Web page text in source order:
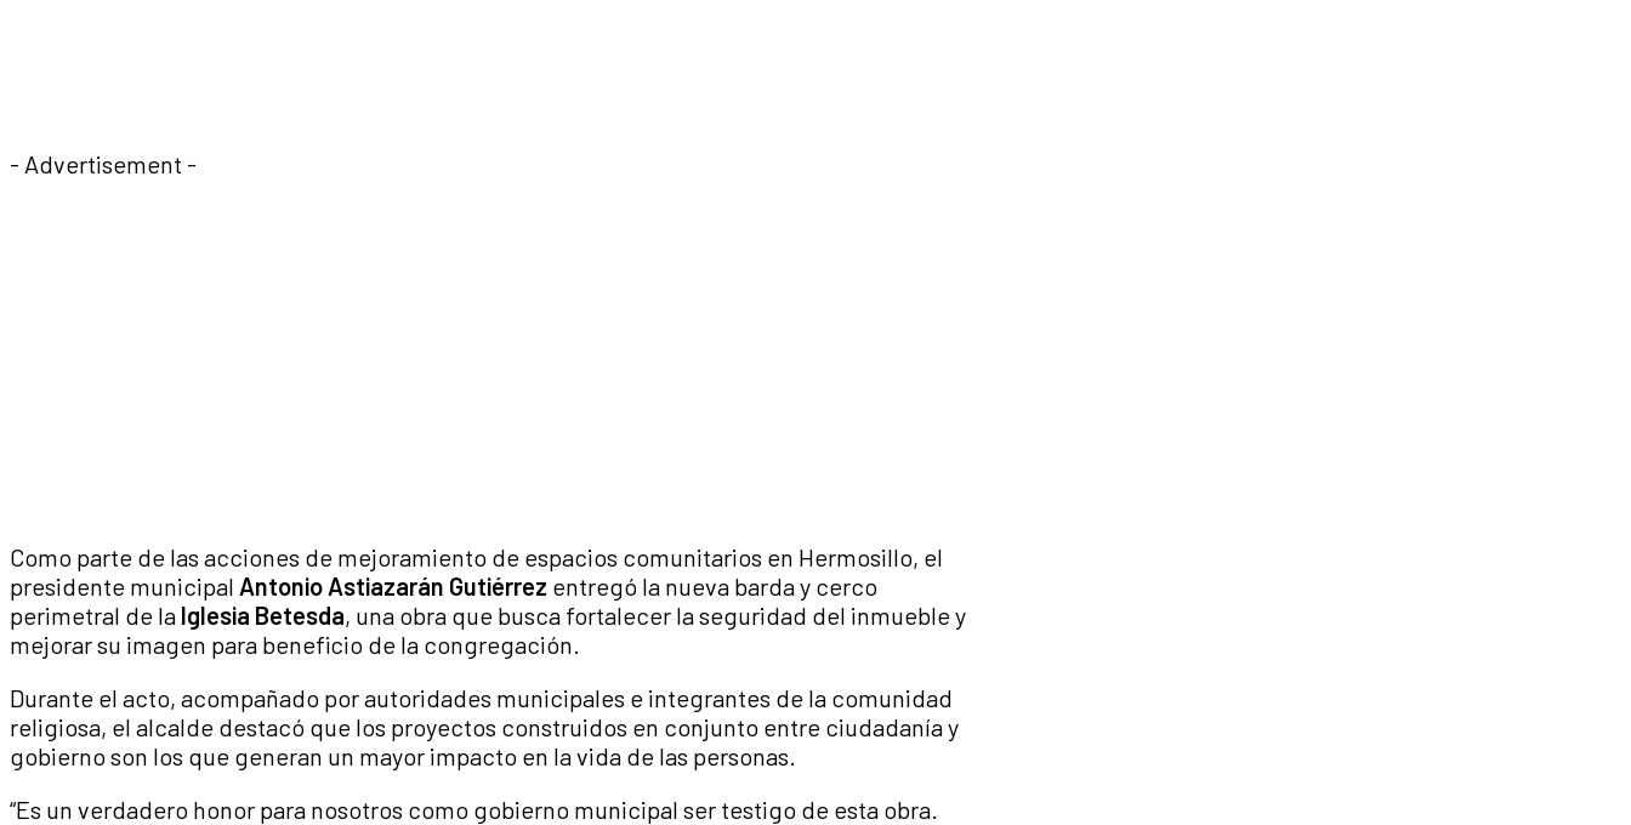
- Advertisement -
Como parte de las acciones de mejoramiento de espacios comunitarios en Hermosillo, el
presidente municipal Antonio Astiazarán Gutiérrez entregó la nueva barda y cerco
perimetral de la Iglesia Betesda, una obra que busca fortalecer la seguridad del inmueble y
mejorar su imagen para beneficio de la congregación.
Durante el acto, acompañado por autoridades municipales e integrantes de la comunidad
religiosa, el alcalde destacó que los proyectos construidos en conjunto entre ciudadanía y
gobierno son los que generan un mayor impacto en la vida de las personas.
“Es un verdadero honor para nosotros como gobierno municipal ser testigo de esta obra.